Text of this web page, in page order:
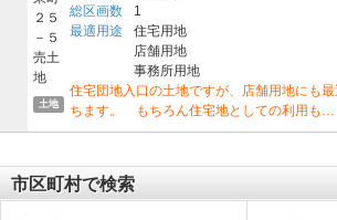
土地
総区画数
1
最適用途
住宅用地
店舗用地
事務所用地
住宅団地入口の土地ですが、店舗用地にも
ちます。 もちろん住宅地としての利用も…
市区町村で検索